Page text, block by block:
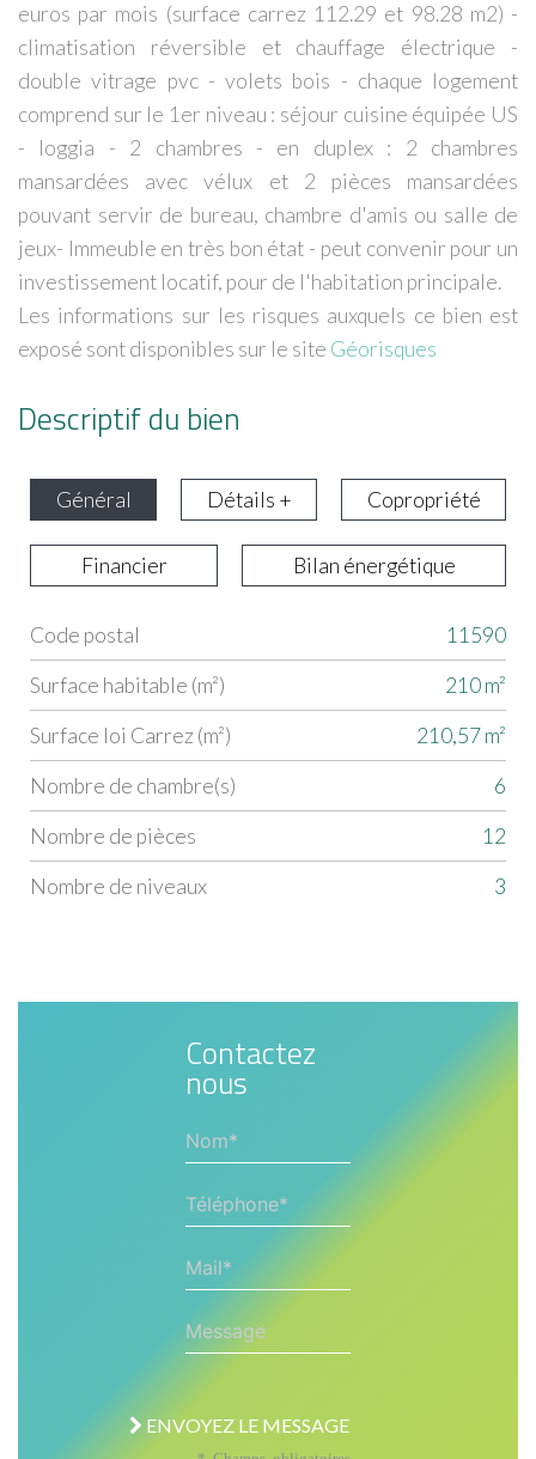
euros par mois (surface carrez 112.29 et 98.28 m2) -
climatisation réversible et chauffage électrique -
double vitrage pvc - volets bois - chaque logement
comprend sur le 1er niveau : séjour cuisine équipée US
- loggia - 2 chambres - en duplex : 2 chambres
mansardées avec vélux et 2 pièces mansardées
pouvant servir de bureau, chambre d'amis ou salle de
jeux- Immeuble en très bon état - peut convenir pour un
investissement locatif, pour de l'habitation principale.
Les informations sur les risques auxquels ce bien est
exposé sont disponibles sur le site Géorisques
Descriptif du bien
Général Détails + Copropriété
Financier Bilan énergétique
Label Value
Code postal
11590
Surface habitable (m²)
210 m²
Surface loi Carrez (m²)
210,57 m²
Nombre de chambre(s)
6
Nombre de pièces
12
Nombre de niveaux
3
Contactez
nous
Nom*
Téléphone*
Mail*
Message
ENVOYEZ LE MESSAGE